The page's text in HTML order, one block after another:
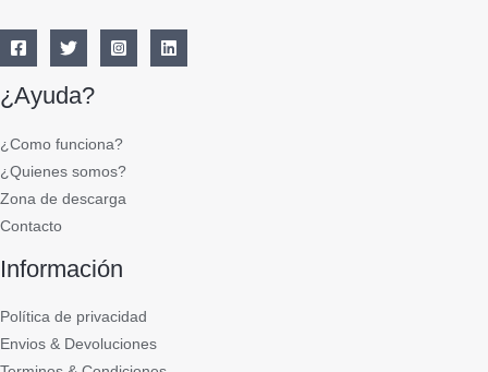
¿Ayuda?
¿Como funciona?
¿Quienes somos?
Zona de descarga
Contacto
Información
Política de privacidad
Envios & Devoluciones